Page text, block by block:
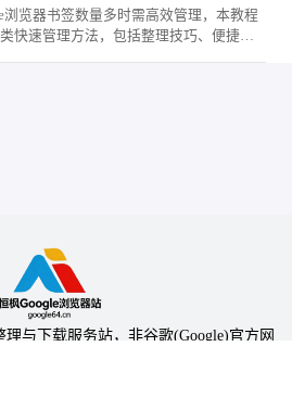
浏览器书签数量多时需高效管理，本教程
快速管理方法，包括整理技巧、便捷访
与下载服务站，非谷歌(Google)官方网